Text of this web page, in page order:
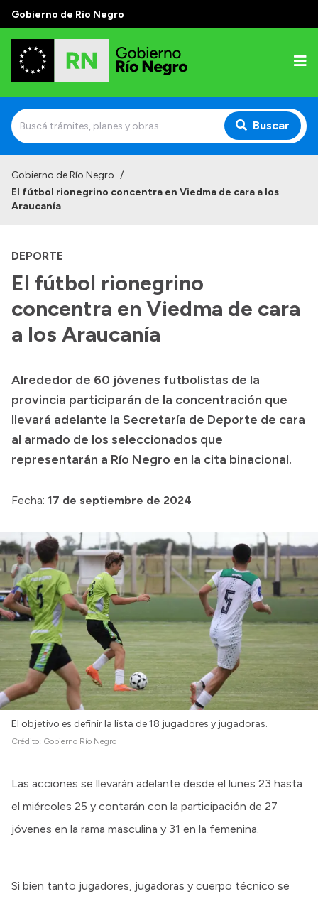
Gobierno de Río Negro
Buscar
Autoridades
Autoridades y Organismos
Discursos en la Legislatura
Casa de Gobierno
Acerca de Río Negro
Geografía
Invertí en Río Negro
Presupuesto
Boletín Oficial
Compras y licitaciones
Consulta de expedientes
Consulta de pago a proveedores
Convocatorias
Intranet
Login
Gobierno de Río Negro /
El fútbol rionegrino concentra en Viedma de cara a los
Araucanía
DEPORTE
El fútbol rionegrino
concentra en Viedma de cara
a los Araucanía
Alrededor de 60 jóvenes futbolistas de la
provincia participarán de la concentración que
llevará adelante la Secretaría de Deporte de cara
al armado de los seleccionados que
representarán a Río Negro en la cita binacional.
Fecha: 17 de septiembre de 2024
El objetivo es definir la lista de 18 jugadores y jugadoras.
Crédito: Gobierno Río Negro
Las acciones se llevarán adelante desde el lunes 23 hasta
el miércoles 25 y contarán con la participación de 27
jóvenes en la rama masculina y 31 en la femenina.
Si bien tanto jugadores, jugadoras y cuerpo técnico se